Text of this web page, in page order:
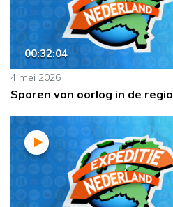
00:32:04
4 mei 2026
Sporen van oorlog in de regio